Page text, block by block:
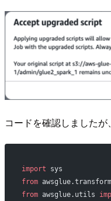
コードを確認しましたが
import sys
from
from awsglue.utils